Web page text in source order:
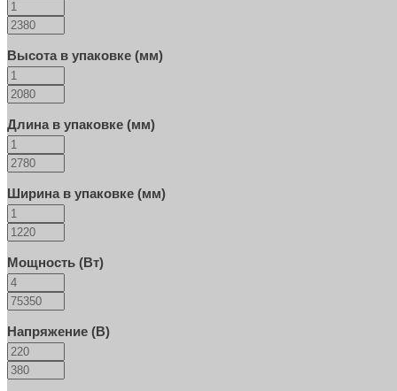
Высота в упаковке (мм)
Длина в упаковке (мм)
Ширина в упаковке (мм)
Мощность (Вт)
Напряжение (В)